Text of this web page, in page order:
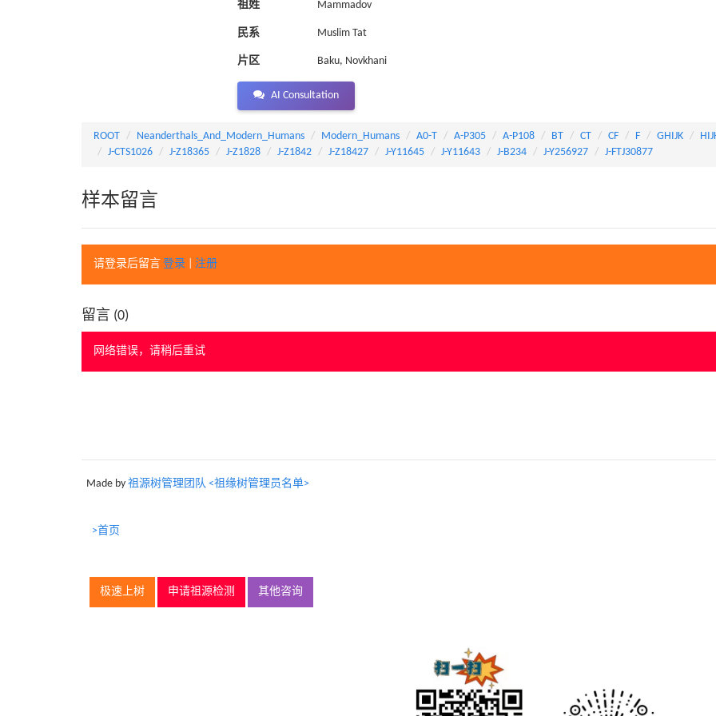
祖姓 Mammadov
民系 Muslim Tat
片区 Baku, Novkhani
AI Consultation
ROOT Neanderthals_And_Modern_Humans Modern_Humans A0-T A-P305 A-P108 BT CT CF F GHIJK
J-CTS1026
J-Z18365 J-Z1828 J-Z1842 J-Z18427 J-Y11645 J-Y11643 J-B234 J-Y256927 J-FTJ30877
样本留言
请登录后留言 登录 注册
留言 (0)
网络错误，请稍后重试
Made by 祖源树管理团队 <祖缘树管理员名单>
>首页
极速上树 申请祖源检测 其他咨询